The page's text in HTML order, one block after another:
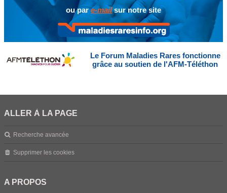
ou pare-mailsur notre site
Le Forum Maladies Rares fonctionne
grâce au soutien de l'AFM-Téléthon
ALLER À LA PAGE
Recherche avancée
Supprimer les cookies
A PROPOS